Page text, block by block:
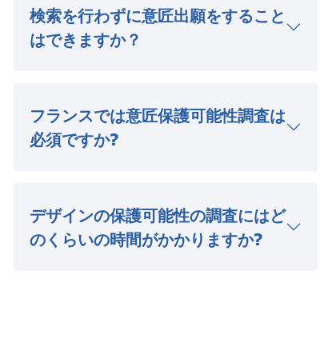
検索を行わずに意匠出願をすること
はできますか？
フランスでは意匠保護可能性調査は
必須ですか?
デザインの保護可能性の調査にはど
のくらいの時間がかかりますか?